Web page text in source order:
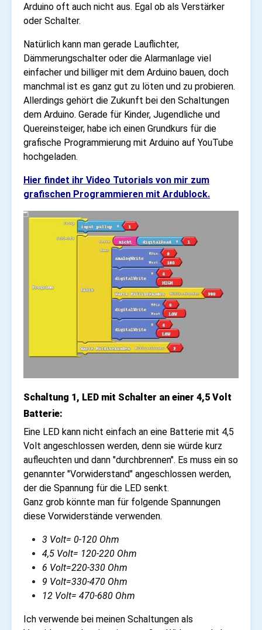
Arduino oft auch nicht aus. Egal ob als Verstärker
oder Schalter.
Natürlich kann man gerade Lauflichter,
Dämmerungschalter oder die Alarmanlage viel
einfacher und billiger mit dem Arduino bauen, doch
manchmal ist es ganz gut zu löten und zu probieren.
Allerdings gehört die Zukunft bei den Schaltungen
dem Arduino. Gerade für Kinder, Jugendliche und
Quereinsteiger, habe ich einen Grundkurs für die
grafische Programmierung mit Arduino auf YouTube
hochgeladen.
Hier findet ihr Video Tutorials von mir zum
grafischen Programmieren mit Ardublock.
Schaltung 1, LED mit Schalter an einer 4,5 Volt
Batterie:
Eine LED kann nicht einfach an eine Batterie mit 4,5
Volt angeschlossen werden, denn sie würde kurz
aufleuchten und dann "durchbrennen". Es muss ein so
genannter "Vorwiderstand" angeschlossen werden,
der die Spannung für die LED senkt.
Ganz grob könnte man für folgende Spannungen
diese Vorwiderstände verwenden.
3 Volt= 0-120 Ohm
4,5 Volt= 120-220 Ohm
6 Volt=220-330 Ohm
9 Volt=330-470 Ohm
12 Volt= 470-680 Ohm
Ich verwende bei meinen Schaltungen als